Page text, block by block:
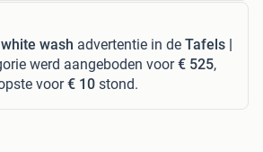
wash advertentie in de Tafels |
werd aangeboden voor€ 525,
voor€ 10 stond.